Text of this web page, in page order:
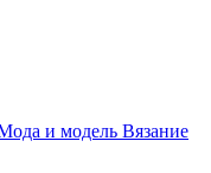
и модель Вязание